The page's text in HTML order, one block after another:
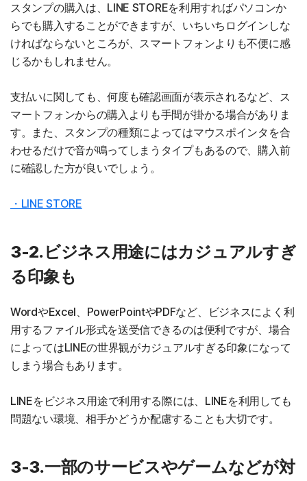
スタンプの購入は、LINE STOREを利用すればパソコンか
らでも購入することができますが、いちいちログインしな
ければならないところが、スマートフォンよりも不便に感
じるかもしれません。
支払いに関しても、何度も確認画面が表示されるなど、ス
マートフォンからの購入よりも手間が掛かる場合がありま
す。また、スタンプの種類によってはマウスポインタを合
わせるだけで音が鳴ってしまうタイプもあるので、購入前
に確認した方が良いでしょう。
・LINE STORE
3-2.ビジネス用途にはカジュアルすぎ
る印象も
WordやExcel、PowerPointやPDFなど、ビジネスによく利
用するファイル形式を送受信できるのは便利ですが、場合
によってはLINEの世界観がカジュアルすぎる印象になって
しまう場合もあります。
LINEをビジネス用途で利用する際には、LINEを利用しても
問題ない環境、相手かどうか配慮することも大切です。
3-3.一部のサービスやゲームなどが対